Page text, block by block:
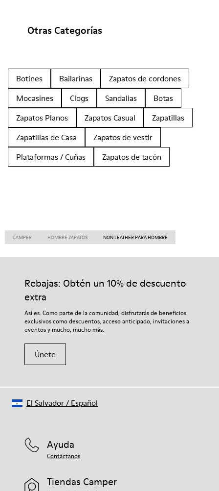
Otras Categorías
Botines Bailarinas
Zapatos de cordones
Mocasines
Clogs Sandalias
Botas
Zapatos Planos
Zapatos Casual
Zapatillas
Zapatillas de Casa
Zapatos de vestir
Plataformas / Cuñas
Zapatos de tacón
CAMPER HOMBRE ZAPATOS NON LEATHER PARA HOMBRE
Rebajas: Obtén un 10% de descuento
extra
Así es. Como parte de la comunidad, disfrutarás de beneficios
exclusivos como descuentos, acceso anticipado, invitaciones a
eventos y mucho, mucho más.
Únete
Ayuda
Contáctanos
Tiendas Camper
El Salvador/ Español